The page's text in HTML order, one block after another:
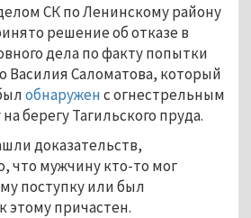
СК по Ленинскому району
решение об отказе в
дела по факту попытки
Василия Саломатова, который
обнаруженс огнестрельным
берегу Тагильского пруда.
доказательств,
что мужчину кто-то мог
поступку или был
этому причастен.